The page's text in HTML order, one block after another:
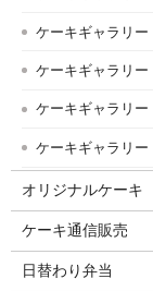
ケーキギャラリ
ケーキギャラリ
ケーキギャラリ
ケーキギャラリ
オリジナルケーキ
ケーキ通信販売
日替わり弁当